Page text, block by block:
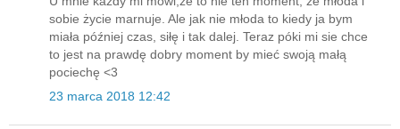
sobie życie marnuje. Ale jak nie młoda to kiedy ja bym
miała później czas, siłę i tak dalej. Teraz póki mi sie chce
to jest na prawdę dobry moment by mieć swoją małą
pociechę <3
23 marca 2018 12:42